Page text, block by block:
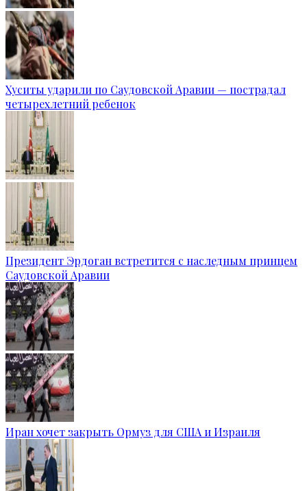
Хуситы ударили по Саудовской Аравии — пострадал
четырехлетний ребенок
Президент Эрдоган встретится с наследным принцем
Саудовской Аравии
Иран хочет закрыть Ормуз для США и Израиля